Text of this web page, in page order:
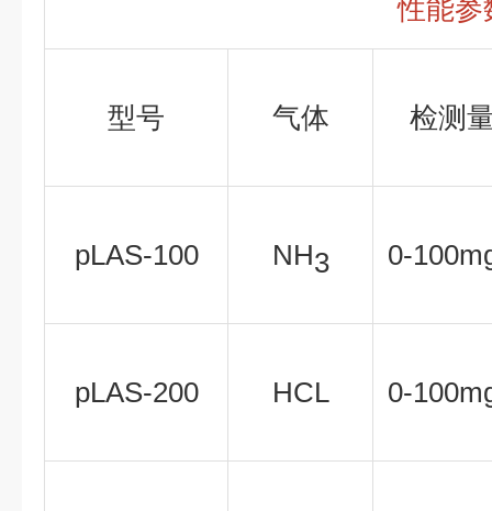
性能参
型号 气体 检测
pLAS-100 NH3 0-
pLAS-200 HCL 0-